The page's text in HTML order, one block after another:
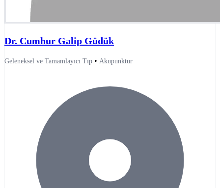
Dr. Cumhur Galip Güdük
Geleneksel ve Tamamlayıcı Tıp • Akupunktur